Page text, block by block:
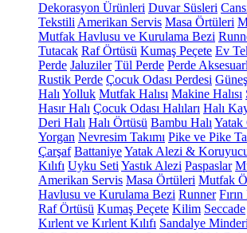
Dekorasyon Ürünleri Duvar Süsleri
Tekstili Amerikan Servis Masa Örtüleri
Mutfak Havlusu ve Kurulama Bezi
Tutacak Raf Örtüsü Kumaş Peçete Ev
Perde Jaluziler Tül Perde Perde
Rustik Perde Çocuk Odası Perdesi
Halı Yolluk Mutfak Halısı Makine Halısı
Hasır Halı Çocuk Odası Halıları Halı
Deri Halı Halı Örtüsü Bambu Halı Yatak
Yorgan Nevresim Takımı Pike ve Pike
Çarşaf BattaniyeYatak Alezi &
Kılıfı Uyku Seti Yastık Alezi Paspaslar
Amerikan Servis Masa Örtüleri Mutfak
Havlusu ve Kurulama Bezi Runner
Raf Örtüsü Kumaş Peçete Kilim Seccade
Kırlent ve Kırlent Kılıfı Sandalye Minderi